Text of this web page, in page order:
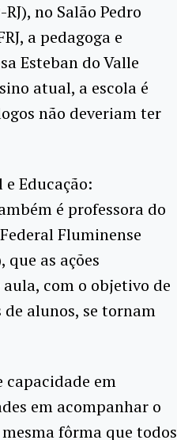
no Salão Pedro
a pedagoga e
Esteban do Valle
atual, a escola é
não deveriam ter
Educação:
é professora do
Fluminense
as ações
com o objetivo de
alunos, se tornam
capacidade em
em acompanhar o
fôrma que todos